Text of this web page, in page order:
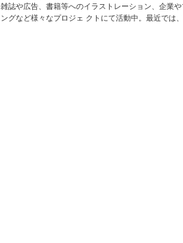
雑誌や広告、書籍等へのイラストレーション、企業
ングなど様々なプロジェ クトにて活動中。最近では